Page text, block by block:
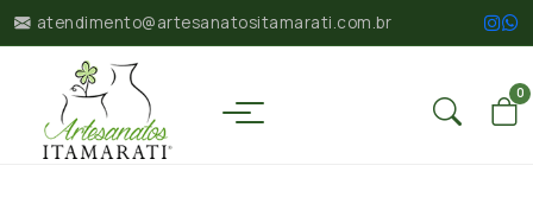
atendimento@artesanatositamarati.com.br
0